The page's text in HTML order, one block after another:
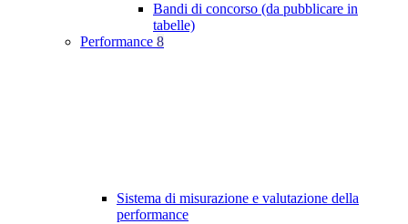
Bandi di concorso (da pubblicare in
tabelle)
Performance 8
Sistema di misurazione e valutazione della
performance